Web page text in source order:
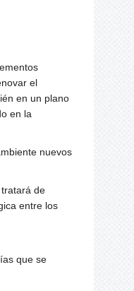
el
en un plano
en la
nuevos
de
entre los
que se